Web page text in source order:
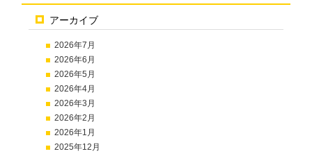
アーカイブ
2026年7月
2026年6月
2026年5月
2026年4月
2026年3月
2026年2月
2026年1月
2025年12月